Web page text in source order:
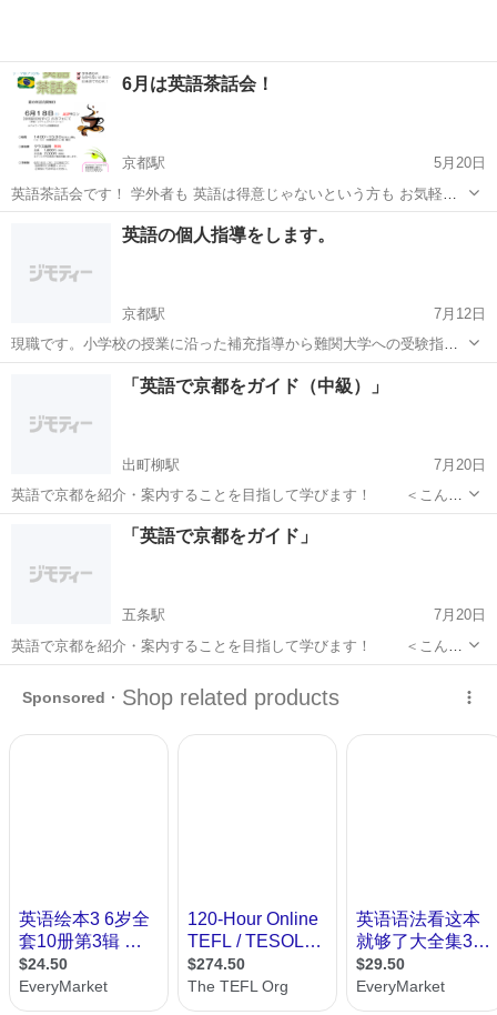
6月は英語茶話会！
京都駅
5月20日
英語茶話会です！ 学外者も 英語は得意じゃないという方も お気軽に
ご参加ください！！ 教室を飛び出してカフェでおしゃべりを楽しみま
京都駅 その他 ブラジル
英語の個人指導をします。
京都駅
7月12日
現職です。小学校の授業に沿った補充指導から難関大学への受験指導
まで、また、おとなしい子からヤンチャな子まで、幅広く対応しま
す。大学生のバイトでは物足りない方、長年の経験に基づいた効果的
京都駅 その他 難関大学
「英語で京都をガイド（中級）」
出町柳駅
7月20日
英語で京都を紹介・案内することを目指して学びます！ ＜こんな
方にお奨め＞ ・京都が大好きな方、ボランティアガイドを目指す
方 ＜内容＞ 【中級クラス】 ・京都の有名社寺、祭事、
歴史・文化の紹介など...
出町柳駅 その他 通訳案内士
「英語で京都をガイド」
五条駅
7月20日
英語で京都を紹介・案内することを目指して学びます！ ＜こんな
方にお奨め＞ ・京都が大好きな方、ボランティアガイドを目指す
方 ＜内容＞ 【中級クラス】 ・京都の有名社寺、祭事、
歴史・文化の紹介など...